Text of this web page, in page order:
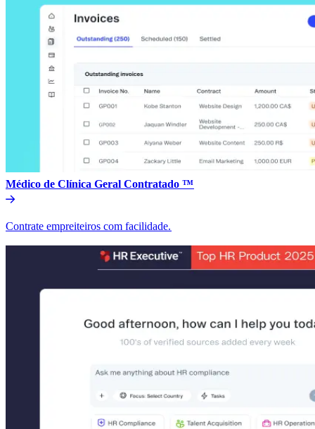
Médico de Clínica Geral Contratado ™​​
Contrate empreiteiros com facilidade.​​